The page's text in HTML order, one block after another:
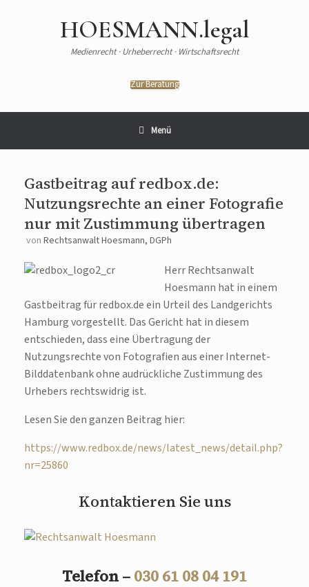
HOESMANN.legal
Medienrecht · Urheberrecht · Wirtschaftsrecht
Zur Beratung
Menü
Gastbeitrag auf redbox.de:
Nutzungsrechte an einer Fotografie
nur mit Zustimmung übertragen
von Rechtsanwalt Hoesmann, DGPh
Herr Rechtsanwalt
Hoesmann hat in einem
Gastbeitrag für redbox.de ein Urteil des Landgerichts
Hamburg vorgestellt. Das Gericht hat in diesem
entschieden, dass eine Übertragung der
Nutzungsrechte von Fotografien aus einer Internet-
Bilddatenbank ohne audrückliche Zustimmung des
Urhebers rechtswidrig ist.
Lesen Sie den ganzen Beitrag hier:
https://www.redbox.de/news/latest_news/detail.php?
nr=25860
Kontaktieren Sie uns
Telefon – 030 61 08 04 191